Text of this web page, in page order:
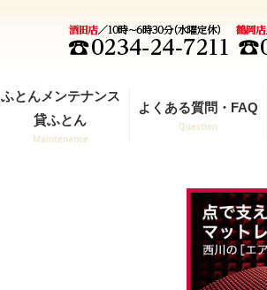
ふとんメンテナンス
貸ふとん
Maintenance
よくある質問・FAQ
Question